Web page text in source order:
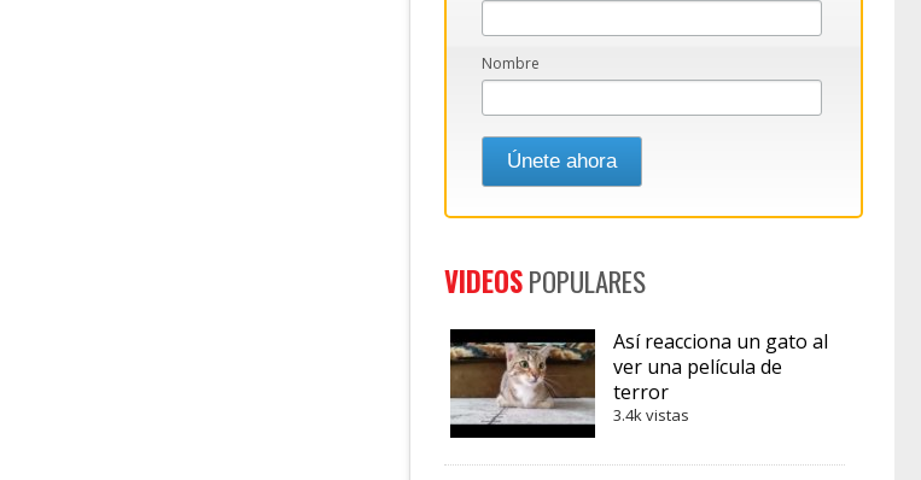
Nombre
VIDEOSPOPULARES
Así reacciona un gato al
ver una película de
terror
3.4k vistas